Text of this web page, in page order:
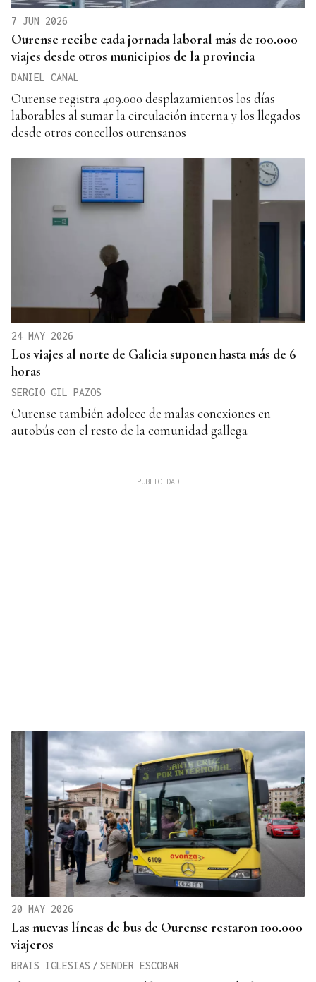
7 JUN 2026
Ourense recibe cada jornada laboral más de 100.000
viajes desde otros municipios de la provincia
DANIEL CANAL
Ourense registra 409.000 desplazamientos los días
laborables al sumar la circulación interna y los llegados
desde otros concellos ourensanos
24 MAY 2026
Los viajes al norte de Galicia suponen hasta más de 6
horas
SERGIO GIL PAZOS
Ourense también adolece de malas conexiones en
autobús con el resto de la comunidad gallega
20 MAY 2026
Las nuevas líneas de bus de Ourense restaron 100.000
viajeros
BRAIS IGLESIAS / SENDER ESCOBAR